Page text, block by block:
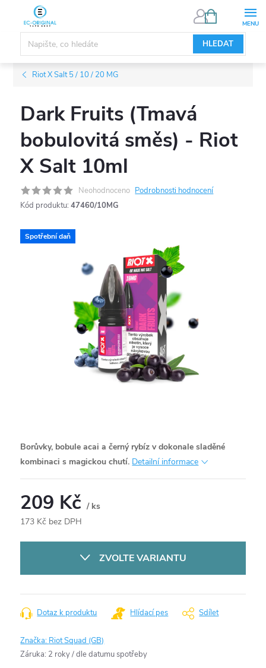
obsah
HLEDAT
NÁKUPNÍ
Riot X Salt 5 / 10 / 20 MG
Dark Fruits (Tmavá
bobulovitá směs) - Riot
X Salt 10ml
Neohodnoceno Podrobnosti hodnocení
Kód produktu: 47460/10MG
Spotřební daň
Borůvky, bobule acai a černý rybíz v dokonale sladěné
kombinaci s magickou chutí. Detailní informace
209 Kč/ ks
173 Kč bez DPH
ZVOLTE VARIANTU
Dotaz k produktu Hlídací pes Sdílet
Značka: Riot Squad (GB)
Záruka: 2 roky / dle datumu spotřeby